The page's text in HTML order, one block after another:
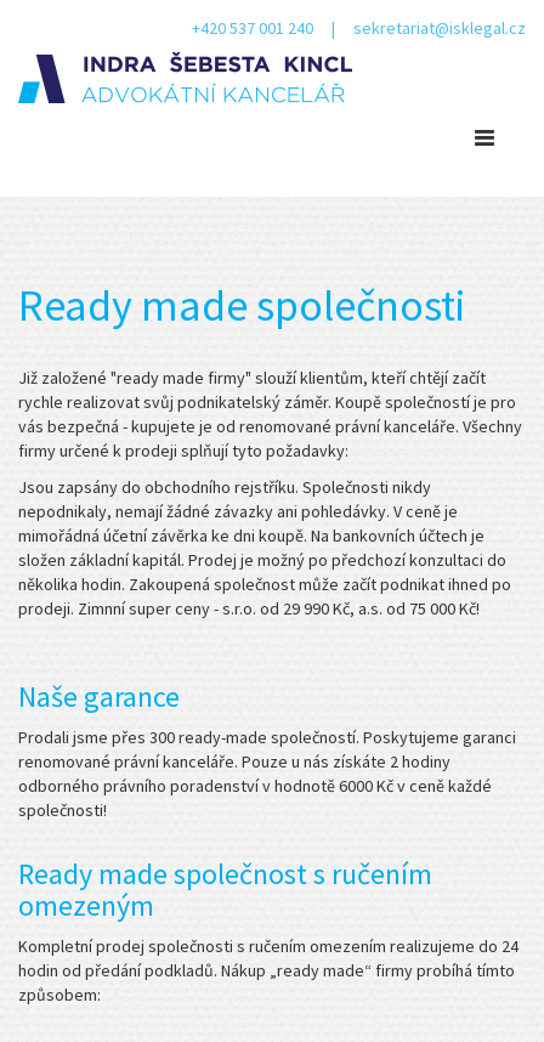
+420 537 001 240 | sekretariat@isklegal.cz
Ready made společnosti
Již založené "ready made firmy" slouží klientům, kteří chtějí začít
rychle realizovat svůj podnikatelský záměr. Koupě společností je pro
vás bezpečná - kupujete je od renomované právní kanceláře. Všechny
firmy určené k prodeji splňují tyto požadavky:
Jsou zapsány do obchodního rejstříku. Společnosti nikdy
nepodnikaly, nemají žádné závazky ani pohledávky. V ceně je
mimořádná účetní závěrka ke dni koupě. Na bankovních účtech je
složen základní kapitál. Prodej je možný po předchozí konzultaci do
několika hodin. Zakoupená společnost může začít podnikat ihned po
prodeji. Zimnní super ceny - s.r.o. od 29 990 Kč, a.s. od 75 000 Kč!
Naše garance
Prodali jsme přes 300 ready-made společností. Poskytujeme garanci
renomované právní kanceláře. Pouze u nás získáte 2 hodiny
odborného právního poradenství v hodnotě 6000 Kč v ceně každé
společnosti!
Ready made společnost s ručením
omezeným
Kompletní prodej společnosti s ručením omezením realizujeme do 24
hodin od předání podkladů. Nákup „ready made“ firmy probíhá tímto
způsobem: